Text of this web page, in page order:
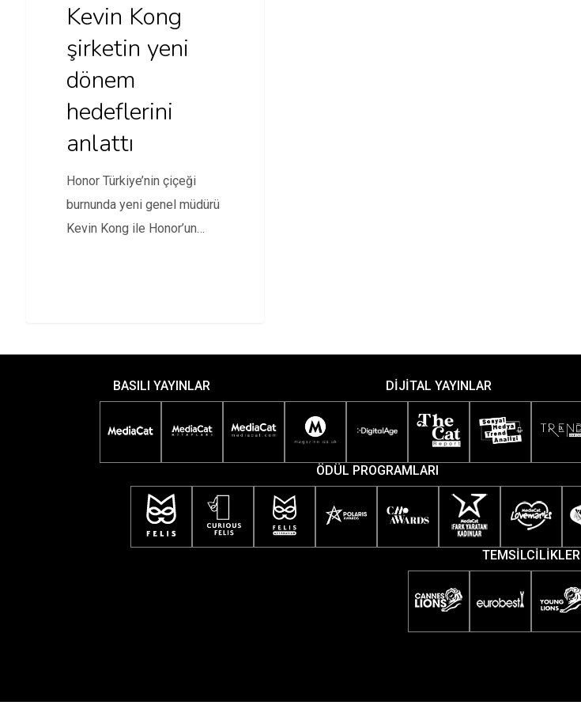
Kevin Kong
şirketin yeni
dönem
hedeflerini
anlattı
Honor Türkiye’nin çiçeği
burnunda yeni genel müdürü
Kevin Kong ile Honor’un
BASILI YAYINLAR DİJİTAL YAYINLAR
ÖDÜL PROGRAMLARI
TEMSİLCİLİKLER